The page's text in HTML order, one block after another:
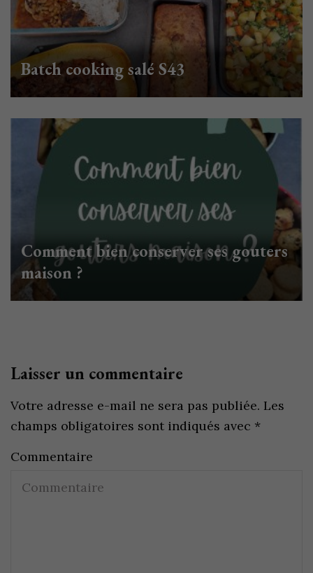
Batch cooking salé S43
Comment bien conserver ses gouters
maison ?
Laisser un commentaire
Votre adresse e-mail ne sera pas publiée. Les
champs obligatoires sont indiqués avec *
Commentaire